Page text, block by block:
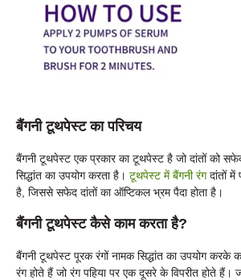
बैंगनी टूथपेस्ट का परिचय
बैंगनी टूथपेस्ट एक प्रकार का टूथपेस्ट है जो दांतों को
सिद्धांत का उपयोग करता है। टूथपेस्ट में बैंगनी रंगदांतों में
है, जिससे सफेद दांतों का ऑप्टिकल भ्रम पैदा होता है।
बैंगनी टूथपेस्ट कैसे काम करता है?
बैंगनी टूथपेस्ट पूरक रंगों नामक सिद्धांत का उपयोग करके
रंग होते हैं जो रंग पहिया पर एक दूसरे के विपरीत होते हैं।